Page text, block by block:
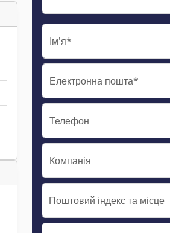
Ім'я*
Електронна пошта*
Телефон
Компанія
Поштовий індекс та місце